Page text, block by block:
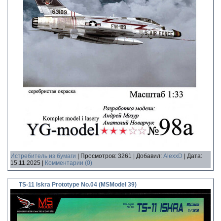
Истребитель из бумаги Просмотров: 3261 Добавил: AlexxD
Дата:
15.11.2025
Комментарии (0)
TS-11 Iskra Prototype No.04 (MSModel 39)